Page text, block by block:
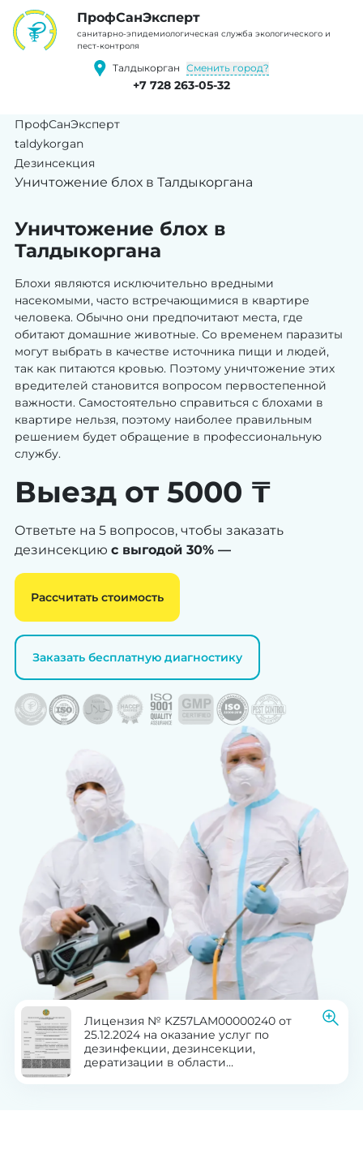
ПрофCанЭксперт
cанитарно-эпидемиологическая служба экологического и
пест-контроля
Талдыкорган Сменить город?
+7 728 263-05-32
ПрофСанЭксперт
taldykorgan
Дезинсекция
Уничтожение блох в Талдыкоргана
Уничтожение блох в
Талдыкоргана
Блохи являются исключительно вредными
насекомыми, часто встречающимися в квартире
человека. Обычно они предпочитают места, где
обитают домашние животные. Со временем паразиты
могут выбрать в качестве источника пищи и людей,
так как питаются кровью. Поэтому уничтожение этих
вредителей становится вопросом первостепенной
важности. Самостоятельно справиться с блохами в
квартире нельзя, поэтому наиболее правильным
решением будет обращение в профессиональную
службу.
Выезд от 5000 ₸
Ответьте на 5 вопросов, чтобы заказать
дезинсекцию с выгодой 30% —
Рассчитать стоимость
Заказать бесплатную диагностику
Лицензия № KZ57LAM00000240 от
25.12.2024 на оказание услуг по
дезинфекции, дезинсекции,
дератизации в области